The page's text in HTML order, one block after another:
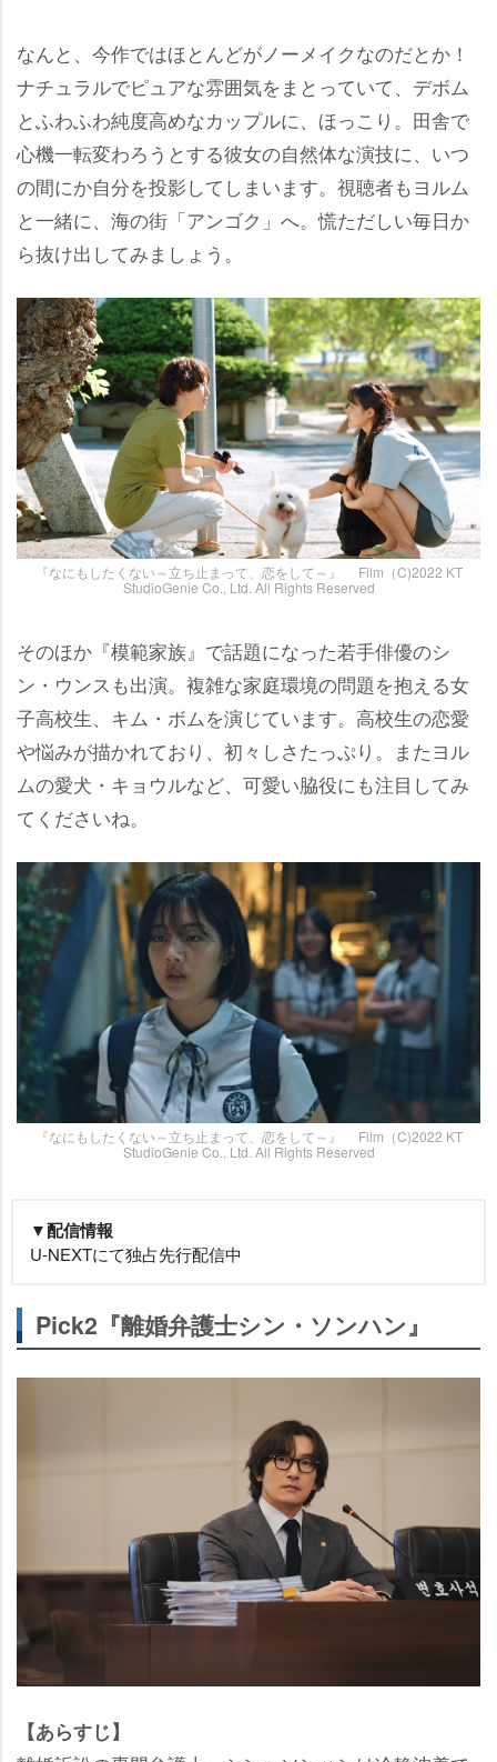
なんと、今作ではほとんどがノーメイクなのだとか！
ナチュラルでピュアな雰囲気をまとっていて、デボム
とふわふわ純度高めなカップルに、ほっこり。田舎で
心機一転変わろうとする彼女の自然体な演技に、いつ
の間にか自分を投影してしまいます。視聴者もヨルム
と一緒に、海の街「アンゴク」へ。慌ただしい毎日か
ら抜け出してみましょう。
『なにもしたくない～立ち止まって、恋をして～』 Film（C)2022 KT
StudioGenie Co., Ltd. All Rights Reserved
そのほか『模範家族』で話題になった若手俳優のシ
ン・ウンスも出演。複雑な家庭環境の問題を抱える女
子高校生、キム・ボムを演じています。高校生の恋愛
悩みが描かれており、初々しさたっぷり。またヨル
ムの愛犬・キョウルなど、可愛い脇役にも注目してみ
てくださいね。
『なにもしたくない～立ち止まって、恋をして～』 Film（C)2022 KT
StudioGenie Co., Ltd. All Rights Reserved
▼配信情報
U-NEXTにて独占先行配信中
Pick2『離婚弁護士シン・ソンハン』
【あらすじ】